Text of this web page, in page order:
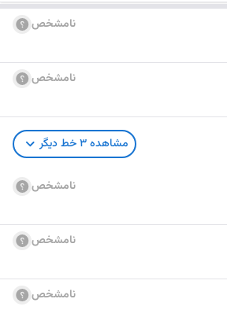
نامشخص
نامشخص
مشاهده3خط دیگر
نامشخص
نامشخص
نامشخص